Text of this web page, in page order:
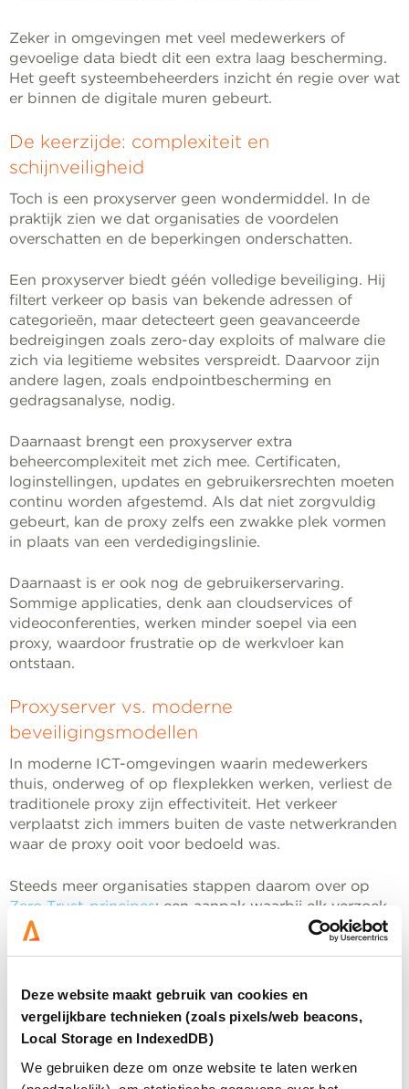
Deze website maakt gebruik van cookies en
vergelijkbare technieken (zoals pixels/web beacons,
Local Storage en IndexedDB)
We gebruiken deze om onze website te laten werken
Zeker in omgevingen met veel medewerkers of
gevoelige data biedt dit een extra laag bescherming.
Het geeft systeembeheerders inzicht én regie over wat
er binnen de digitale muren gebeurt.
De keerzijde: complexiteit en
schijnveiligheid
Toch is een proxyserver geen wondermiddel. In de
praktijk zien we dat organisaties de voordelen
overschatten en de beperkingen onderschatten.
Een proxyserver biedt géén volledige beveiliging. Hij
filtert verkeer op basis van bekende adressen of
categorieën, maar detecteert geen geavanceerde
bedreigingen zoals zero-day exploits of malware die
zich via legitieme websites verspreidt. Daarvoor zijn
andere lagen, zoals endpointbescherming en
gedragsanalyse, nodig.
Daarnaast brengt een proxyserver extra
beheercomplexiteit met zich mee. Certificaten,
loginstellingen, updates en gebruikersrechten moeten
continu worden afgestemd. Als dat niet zorgvuldig
gebeurt, kan de proxy zelfs een zwakke plek vormen
in plaats van een verdedigingslinie.
Daarnaast is er ook nog de gebruikerservaring.
Sommige applicaties, denk aan cloudservices of
videoconferenties, werken minder soepel via een
proxy, waardoor frustratie op de werkvloer kan
ontstaan.
Proxyserver vs. moderne
beveiligingsmodellen
In moderne ICT-omgevingen waarin medewerkers
thuis, onderweg of op flexplekken werken, verliest de
traditionele proxy zijn effectiviteit. Het verkeer
verplaatst zich immers buiten de vaste netwerkranden
waar de proxy ooit voor bedoeld was.
Steeds meer organisaties stappen daarom over op
Zero Trust-principes: een aanpak waarbij elk verzoek
tot toegang wordt geverifieerd, ongeacht waar het
vandaan komt. In zo’n model is de focus niet langer
toetsen of het verkeer betrouwbaar is.
Proxy’s kunnen daar nog steeds een rol in spelen,
maar dan als onderdeel van een groter geheel:
bijvoorbeeld binnen Secure Web Gateways of